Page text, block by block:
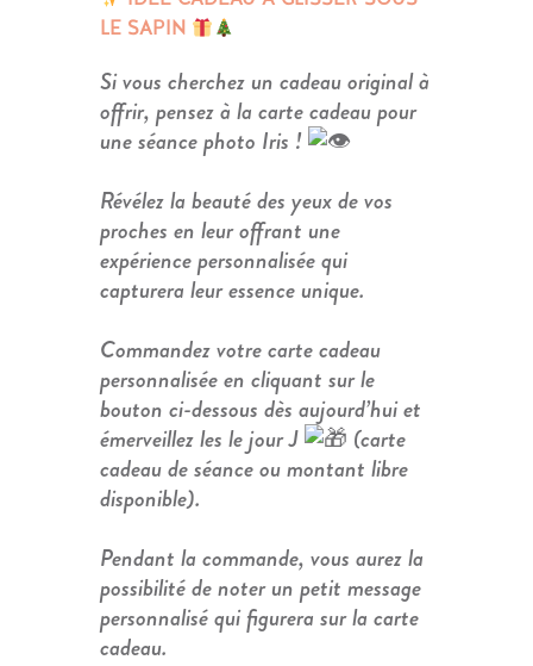
LE SAPIN
Si vous cherchez un cadeau original à
offrir, pensez à la carte cadeau pour
une séance photo Iris !
Révélez la beauté des yeux de vos
proches en leur offrant une
expérience personnalisée qui
capturera leur essence unique.
Commandez votre carte cadeau
personnalisée en cliquant sur le
bouton ci-dessous dès aujourd’hui et
émerveillez les le jour J
(carte
cadeau de séance ou montant libre
disponible).
Pendant la commande, vous aurez la
possibilité de noter un petit message
personnalisé qui figurera sur la carte
cadeau.